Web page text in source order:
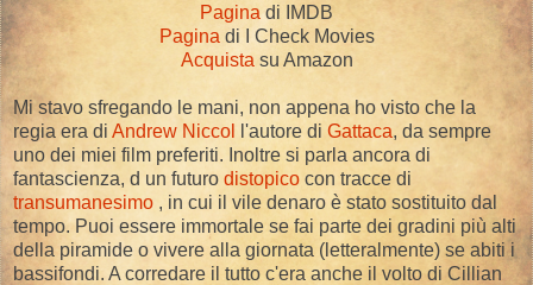
Paginadi IMDB
Pagina di I Check Movies
Acquista su Amazon
Mi stavo sfregando le mani, non appena ho visto che la
regia era di Andrew Niccol l'autore di Gattaca, da sempre
uno dei miei film preferiti. Inoltre si parla ancora di
fantascienza, d un futuro distopico con tracce di
transumanesimo , in cui il vile denaro è stato sostituito dal
tempo. Puoi essere immortale se fai parte dei gradini più alti
della piramide o vivere alla giornata (letteralmente) se abiti i
bassifondi. A corredare il tutto c'era anche il volto di Cillian